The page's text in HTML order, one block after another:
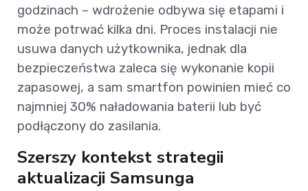
godzinach – wdrożenie odbywa się etapami i
może potrwać kilka dni. Proces instalacji nie
usuwa danych użytkownika, jednak dla
bezpieczeństwa zaleca się wykonanie kopii
zapasowej, a sam smartfon powinien mieć co
najmniej 30% naładowania baterii lub być
podłączony do zasilania.
Szerszy kontekst strategii
aktualizacji Samsunga